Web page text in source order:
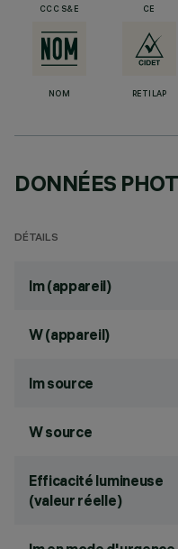
CCC S&E CE
NOM RETILAP
DONNÉES
DÉTAILS
lm (appareil)
W (appareil)
lm source
W source
Efficacité lumineuse
(valeur réelle)